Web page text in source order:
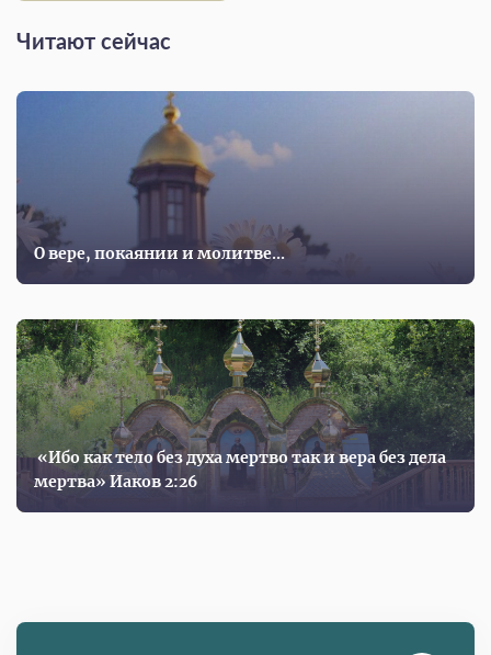
Читают сейчас
О вере, покаянии и молитве...
«Ибо как тело без духа мертво так и вера без дела
мертва» Иаков 2:26